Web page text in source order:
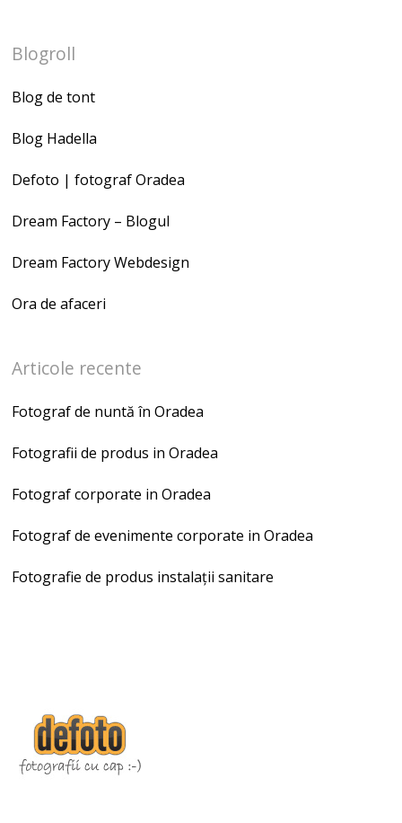
Blogroll
Blog de tont
Blog Hadella
Defoto | fotograf Oradea
Dream Factory – Blogul
Dream Factory Webdesign
Ora de afaceri
Articole recente
Fotograf de nuntă în Oradea
Fotografii de produs in Oradea
Fotograf corporate in Oradea
Fotograf de evenimente corporate in Oradea
Fotografie de produs instalații sanitare